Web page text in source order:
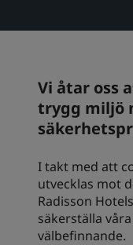
Prize by Radisson
Närstående
Besök vår blogg
Vi åtar oss
trygg miljö
I takt med att
utvecklas mot
Radisson
säkerställa
välbefinnande.